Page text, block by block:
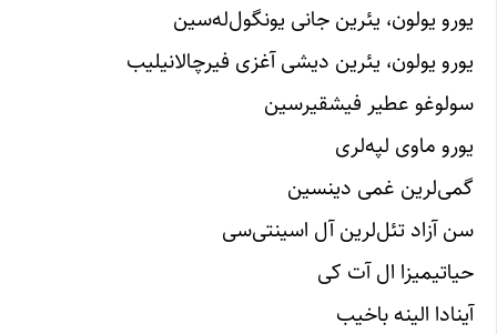
یورو یولون، یئرین جانی یونگول‌له‌سین
یورو یولون، یئرین دیشی آغزی فیرچالانیلیب
سولوغو عطیر فیشقیرسین
یورو ماوی لپه‌لری
گمی‌لرین غمی دینسین
سن آزاد تئل‌لرین آل اسینتی‌سی
حیاتیمیزا ال آت کی
آینادا الینه باخیب